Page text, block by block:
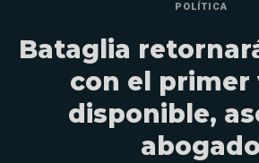
POLÍTICA
Bataglia
con el primer
disponible,
abogado